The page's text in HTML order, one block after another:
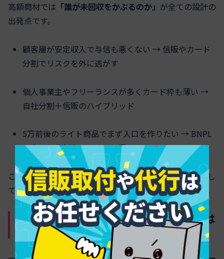
高額商材では 「誰が未回収をかぶるのか」 が全ての設計の
出発点です。
顧客層が安定収入で与信も悪くない → 信販やカード
分割でリスクを外に逃がす
個人事業主やフリーランスが多くカード枠も薄い →
自社分割＋信販のハイブリッド
5万前後のライト商品でまず入口を作りたい → BNPL
やカード分割をフロントに置く
この「組み合わせ発想」がないと、どの決済会社に相談し
ても「うちの基準だと厳しいですね」で終わりがちです。
一括入金型の分割決済代行と通常分割は
高額商材の資金繰りにどう差が出る？